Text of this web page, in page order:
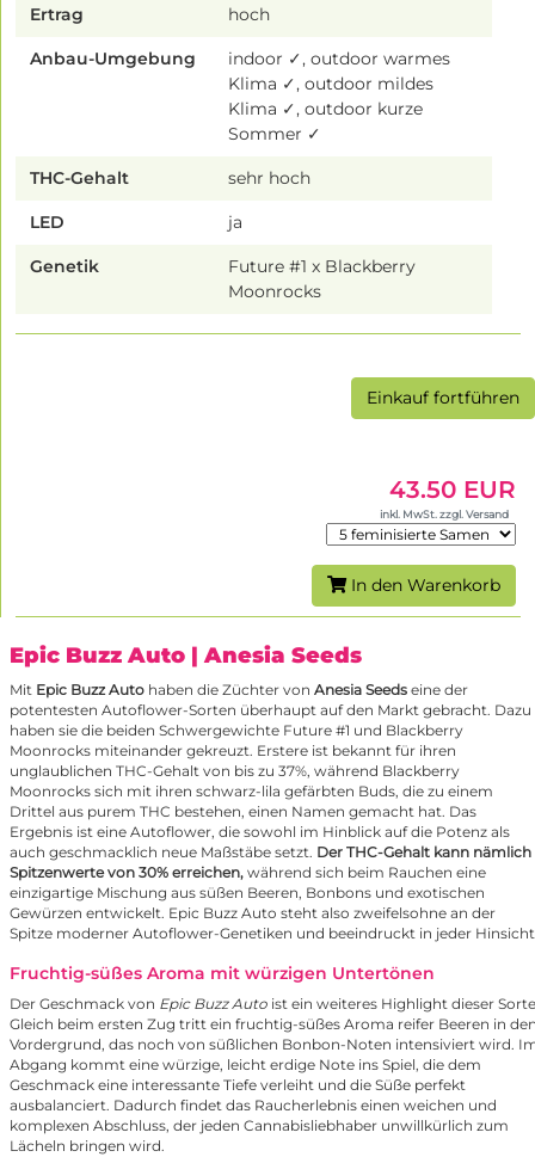
Ertrag hoch
Anbau-Umgebung
indoor ✓, outdoor warmes
Klima ✓, outdoor mildes
Klima ✓, outdoor kurze
Sommer ✓
THC-Gehalt sehr hoch
LED ja
Genetik
Future #1 x Blackberry
Moonrocks
Einkauf fortführen
43.50 EUR
inkl. MwSt. zzgl. Versand
In den Warenkorb
Epic Buzz Auto | Anesia Seeds
Mit Epic Buzz Auto haben die Züchter von Anesia Seeds eine der
potentesten Autoflower-Sorten überhaupt auf den Markt gebracht. Dazu
haben sie die beiden Schwergewichte Future #1 und Blackberry
Moonrocks miteinander gekreuzt. Erstere ist bekannt für ihren
unglaublichen THC-Gehalt von bis zu 37%, während Blackberry
Moonrocks sich mit ihren schwarz-lila gefärbten Buds, die zu einem
Drittel aus purem THC bestehen, einen Namen gemacht hat. Das
Ergebnis ist eine Autoflower, die sowohl im Hinblick auf die Potenz als
auch geschmacklich neue Maßstäbe setzt. Der THC-Gehalt kann nämlich
Spitzenwerte von 30% erreichen, während sich beim Rauchen eine
einzigartige Mischung aus süßen Beeren, Bonbons und exotischen
Gewürzen entwickelt. Epic Buzz Auto steht also zweifelsohne an der
Spitze moderner Autoflower-Genetiken und beeindruckt in jeder
Fruchtig-süßes Aroma mit würzigen Untertönen
Der Geschmack von Epic Buzz Auto ist ein weiteres Highlight dieser
Gleich beim ersten Zug tritt ein fruchtig-süßes Aroma reifer Beeren in
Vordergrund, das noch von süßlichen Bonbon-Noten intensiviert wird.
Abgang kommt eine würzige, leicht erdige Note ins Spiel, die dem
Geschmack eine interessante Tiefe verleiht und die Süße perfekt
ausbalanciert. Dadurch findet das Raucherlebnis einen weichen und
komplexen Abschluss, der jeden Cannabisliebhaber unwillkürlich zum
Lächeln bringen wird.